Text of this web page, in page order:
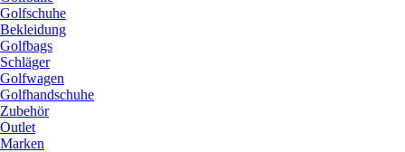
Golfschuhe
Bekleidung
Golfbags
Schläger
Golfwagen
Golfhandschuhe
Zubehör
Outlet
Marken